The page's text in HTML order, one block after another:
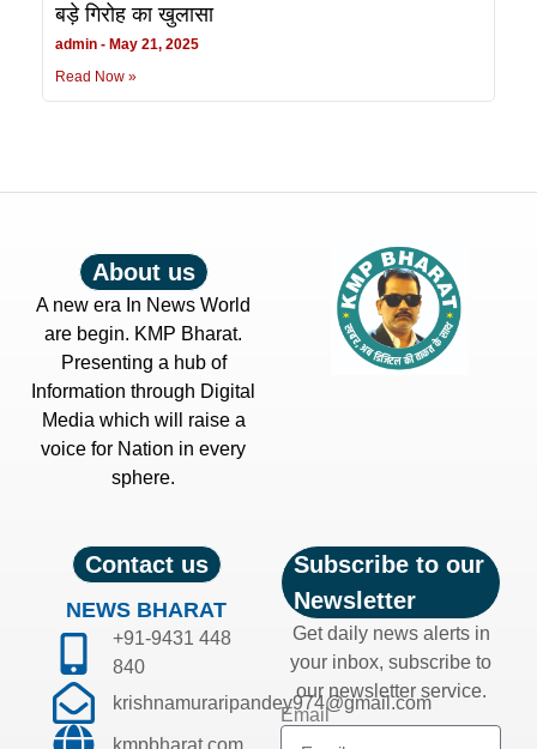
बड़े गिरोह का खुलासा
admin
May 21, 2025
Read Now »
About us
A new era In News World
are begin. KMP Bharat.
Presenting a hub of
Information through Digital
Media which will raise a
voice for Nation in every
sphere.
Contact us
NEWS BHARAT
+91-9431 448
840
krishnamuraripandey974@gmail.com
kmpbharat.com
Subscribe to our
Newsletter
Get daily news alerts in
your inbox, subscribe to
our newsletter service.
Email